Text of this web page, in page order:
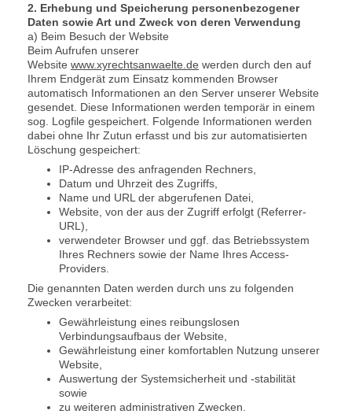
2. Erhebung und Speicherung personenbezogener
Daten sowie Art und Zweck von deren Verwendung
a) Beim Besuch der Website
Beim Aufrufen unserer
Website www.xyrechtsanwaelte.de werden durch den auf
Ihrem Endgerät zum Einsatz kommenden Browser
automatisch Informationen an den Server unserer Website
gesendet. Diese Informationen werden temporär in einem
sog. Logfile gespeichert. Folgende Informationen werden
dabei ohne Ihr Zutun erfasst und bis zur automatisierten
Löschung gespeichert:
IP-Adresse des anfragenden Rechners,
Datum und Uhrzeit des Zugriffs,
Name und URL der abgerufenen Datei,
Website, von der aus der Zugriff erfolgt (Referrer-
URL),
verwendeter Browser und ggf. das Betriebssystem
Ihres Rechners sowie der Name Ihres Access-
Providers.
Die genannten Daten werden durch uns zu folgenden
Zwecken verarbeitet:
Gewährleistung eines reibungslosen
Verbindungsaufbaus der Website,
Gewährleistung einer komfortablen Nutzung unserer
Website,
Auswertung der Systemsicherheit und -stabilität
sowie
zu weiteren administrativen Zwecken.